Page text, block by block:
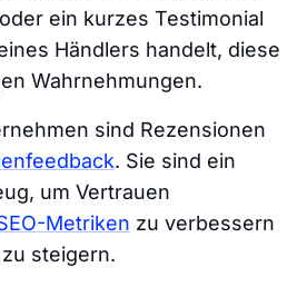
ein kurzes Testimonial
Händlers handelt, diese
Wahrnehmungen.
sind Rezensionen
. Sie sind ein
um Vertrauen
Metriken zu verbessern
steigern.